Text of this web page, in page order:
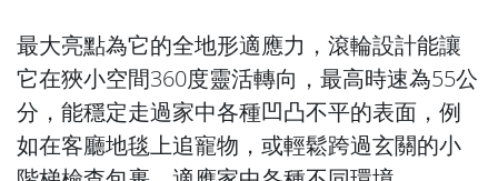
最大亮點為它的全地形適應力，滾輪設計能讓
它在狹小空間360度靈活轉向，最高時速為55公
分，能穩定走過家中各種凹凸不平的表面，例
如在客廳地毯上追寵物，或輕鬆跨過玄關的小